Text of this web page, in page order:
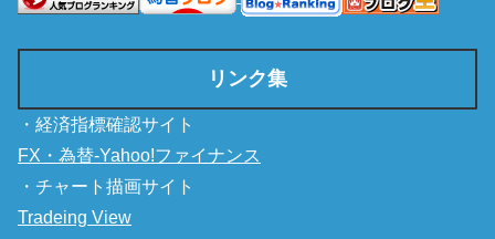
リンク集
・経済指標確認サイト
FX・為替-Yahoo!ファイナンス
・チャート描画サイト
Tradeing View